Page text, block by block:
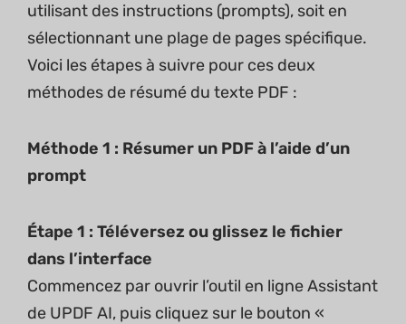
utilisant des instructions (prompts), soit en
sélectionnant une plage de pages spécifique.
Voici les étapes à suivre pour ces deux
méthodes de résumé du texte PDF :
Méthode 1 : Résumer un PDF à l’aide d’un
prompt
Étape 1 : Téléversez ou glissez le fichier
dans l’interface
Commencez par ouvrir l’outil en ligne Assistant
de UPDF AI, puis cliquez sur le bouton «